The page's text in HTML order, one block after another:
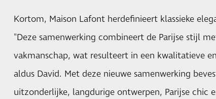
Kortom, Maison Lafont herdefinieert klassieke
"Deze samenwerking combineert de Parijse stijl
vakmanschap, wat resulteert in een kwalitatieve
aldus David. Met deze nieuwe samenwerking
uitzonderlijke, langdurige ontwerpen, Parijse chic